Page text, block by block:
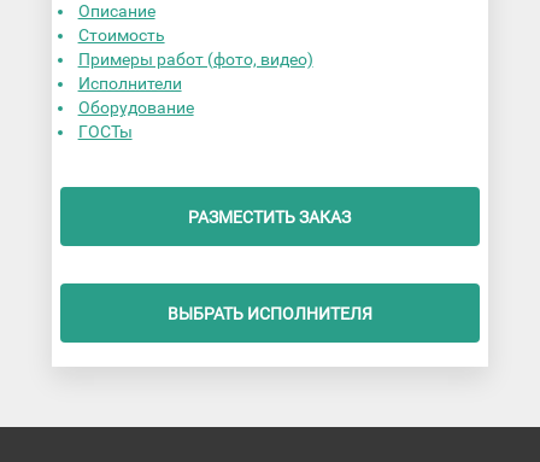
Описание
Стоимость
Примеры работ (фото, видео)
Исполнители
Оборудование
ГОСТы
РАЗМЕСТИТЬ ЗАКАЗ
ВЫБРАТЬ ИСПОЛНИТЕЛЯ